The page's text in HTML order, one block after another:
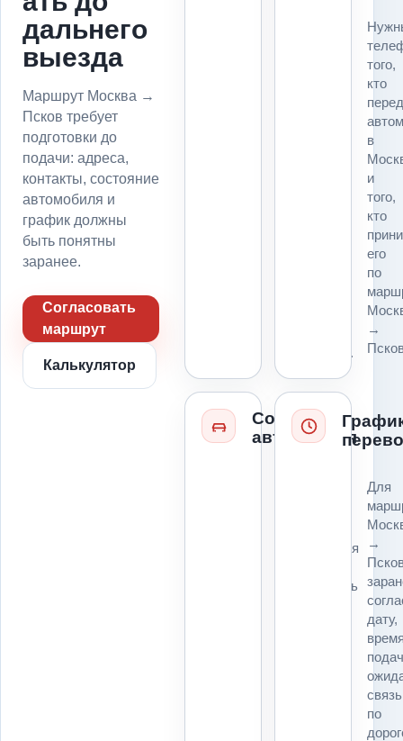
дальнего
выезда
Маршрут Москва →
Псков требует
подготовки до
подачи: адреса,
контакты, состояние
автомобиля и
график должны
быть понятны
заранее.
Согласовать
маршрут
Калькулятор
платформы.
того,
кто
в
и
того,
кто
его
по
→
Состояние
автомобиля
повреждения
возможность
Для
→
дату,
связь
по